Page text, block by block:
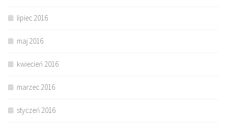
lipiec 2016
maj 2016
kwiecień 2016
marzec 2016
styczeń 2016